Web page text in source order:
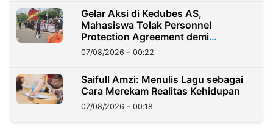
Gelar Aksi di Kedubes AS,
Mahasiswa Tolak Personnel
Protection Agreement demi
Kedaulatan Negara
07/08/2026 - 00:22
Saifull Amzi: Menulis Lagu sebagai
Cara Merekam Realitas Kehidupan
07/08/2026 - 00:18